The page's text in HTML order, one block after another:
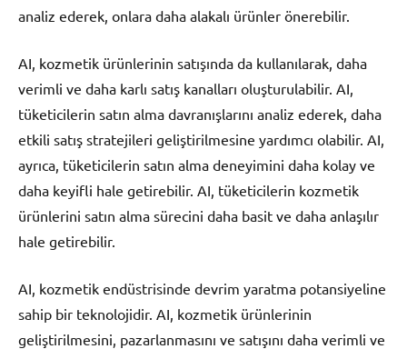
analiz ederek, onlara daha alakalı ürünler önerebilir.
AI, kozmetik ürünlerinin satışında da kullanılarak, daha
verimli ve daha karlı satış kanalları oluşturulabilir. AI,
tüketicilerin satın alma davranışlarını analiz ederek, daha
etkili satış stratejileri geliştirilmesine yardımcı olabilir. AI,
ayrıca, tüketicilerin satın alma deneyimini daha kolay ve
daha keyifli hale getirebilir. AI, tüketicilerin kozmetik
ürünlerini satın alma sürecini daha basit ve daha anlaşılır
hale getirebilir.
AI, kozmetik endüstrisinde devrim yaratma potansiyeline
sahip bir teknolojidir. AI, kozmetik ürünlerinin
geliştirilmesini, pazarlanmasını ve satışını daha verimli ve